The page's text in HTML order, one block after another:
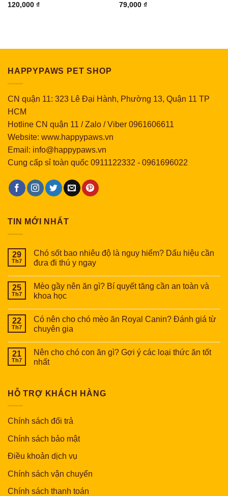
120,000 ₫
79,000 ₫
HAPPYPAWS PET SHOP
CN quận 11: 323 Lê Đại Hành, Phường 13, Quận 11 TP
HCM
Hotline CN quận 11 / Zalo / Viber 0961606611
Website: www.happypaws.vn
Email: info@happypaws.vn
Cung cấp sỉ toàn quốc 0911122332 - 0961696022
TIN MỚI NHẤT
29
Th7
Chó sốt bao nhiêu độ là nguy hiểm? Dấu hiệu cần
đưa đi thú y ngay
25
Th7
Mèo gầy nên ăn gì? Bí quyết tăng cần an toàn và
khoa học
22
Th7
Có nên cho chó mèo ăn Royal Canin? Đánh giá từ
chuyên gia
21
Th7
Nên cho chó con ăn gì? Gợi ý các loại thức ăn tốt
nhất
HỖ TRỢ KHÁCH HÀNG
Chính sách đổi trả
Chính sách bảo mật
Điều khoản dịch vụ
Chính sách vận chuyển
Chính sách thanh toán